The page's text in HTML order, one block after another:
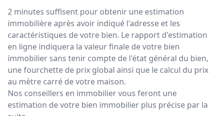
2 minutes suffisent pour obtenir une estimation
immobilière après avoir indiqué l'adresse et les
caractéristiques de votre bien. Le rapport d'estimation
en ligne indiquera la valeur finale de votre bien
immobilier sans tenir compte de l'état général du bien,
une fourchette de prix global ainsi que le calcul du prix
au mètre carré de votre maison.
Nos conseillers en immobilier vous feront une
estimation de votre bien immobilier plus précise par la